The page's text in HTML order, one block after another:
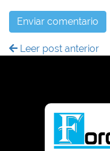
Enviar comentario
Leer post anterior